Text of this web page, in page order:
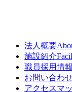
法人概要
施設紹介
職員採用情報
お問い合わ
アクセスマ